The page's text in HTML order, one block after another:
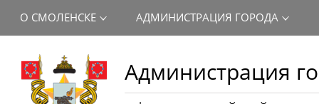
Администрация
О СМОЛЕНСКЕ АДМИНИСТРАЦИЯ ГОРОДА